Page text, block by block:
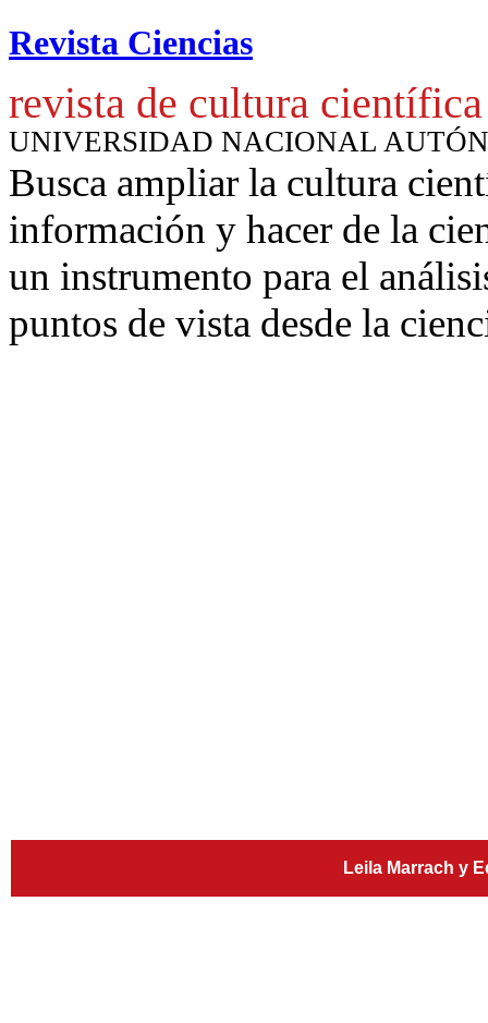
Revista Ciencias
revista de cultura científica
UNIVERSIDAD NACIONAL
Busca ampliar la cultura
información y hacer de la
un instrumento para el
puntos de vista desde la
Leila Marrach y